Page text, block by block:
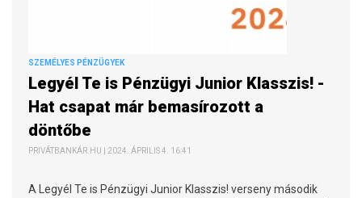
SZEMÉLYES PÉNZÜGYEK
Legyél Te is Pénzügyi Junior Klasszis! -
Hat csapat már bemasírozott a
döntőbe
PRIVÁTBANKÁR.HU | 2024. ÁPRILIS 4. 16:41
A Legyél Te is Pénzügyi Junior Klasszis! verseny második